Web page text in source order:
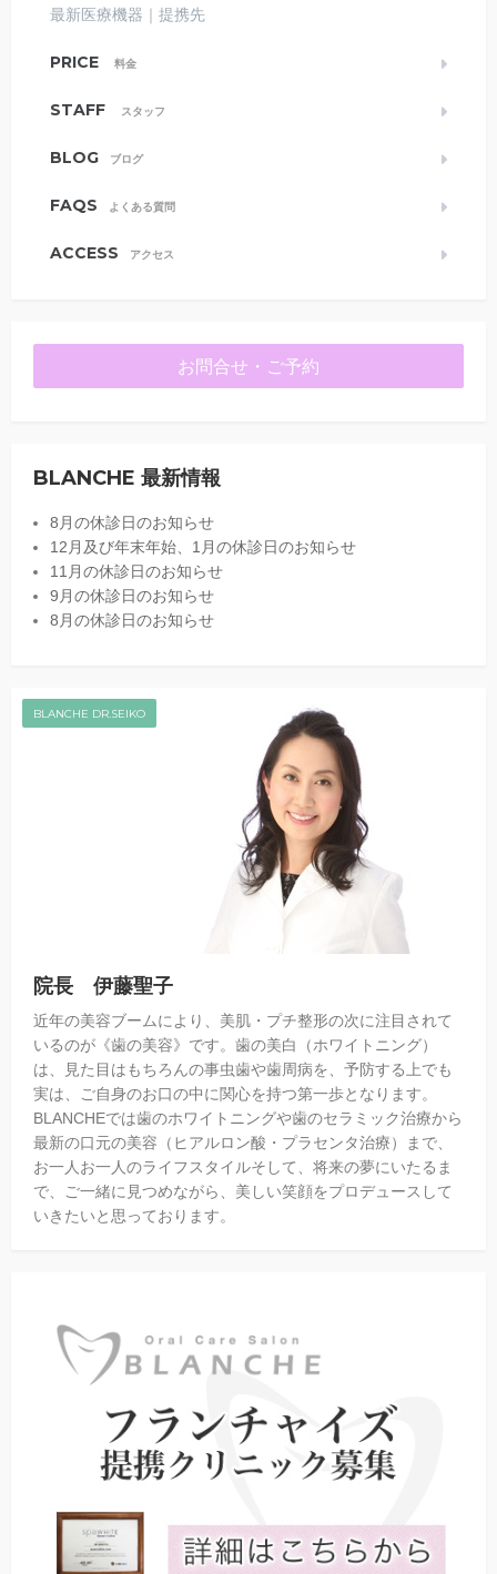
最新医療機器｜提携先
PRICE 料金
STAFF スタッフ
BLOG ブログ
FAQS よくある質問
ACCESS アクセス
お問合せ・ご予約
BLANCHE 最新情報
8月の休診日のお知らせ
12月及び年末年始、1月の休診日のお知らせ
11月の休診日のお知らせ
9月の休診日のお知らせ
8月の休診日のお知らせ
BLANCHE DR.SEIKO
院長 伊藤聖子
近年の美容ブームにより、美肌・プチ整形の次に注目されて
いるのが《歯の美容》です。歯の美白（ホワイトニング）
は、見た目はもちろんの事虫歯や歯周病を、予防する上でも
実は、ご自身のお口の中に関心を持つ第一歩となります。
BLANCHEでは歯のホワイトニングや歯のセラミック治療から
最新の口元の美容（ヒアルロン酸・プラセンタ治療）まで、
お一人お一人のライフスタイルそして、将来の夢にいたるま
で、ご一緒に見つめながら、美しい笑顔をプロデュースして
いきたいと思っております。